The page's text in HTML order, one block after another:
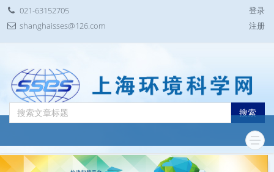
021-63152705
shanghaisses@126.com
登录
注册
搜索